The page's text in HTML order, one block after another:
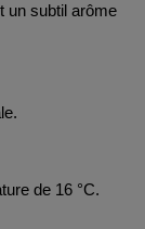
un subtil arôme
de 16 °C.